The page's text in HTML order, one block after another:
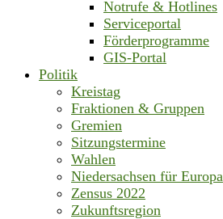
Notrufe & Hotlines
Serviceportal
Förderprogramme
GIS-Portal
Politik
Kreistag
Fraktionen & Gruppen
Gremien
Sitzungstermine
Wahlen
Niedersachsen für Europa
Zensus 2022
Zukunftsregion